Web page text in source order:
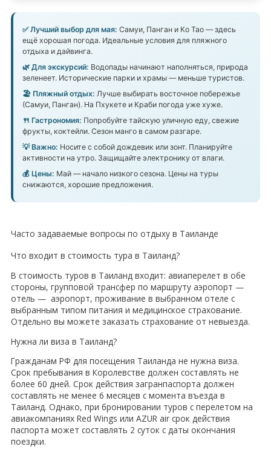
✅ Лучший выбор для мая: Самуи, Панган и Ко Тао — здесь
ещё хорошая погода. Идеальные условия для пляжного
отдыха и дайвинга.
🌿 Для экскурсий: Водопады начинают наполняться, природа
зеленеет. Исторические парки и храмы — меньше туристов.
🏖️ Пляжный отдых: Лучше выбирать восточное побережье
(Самуи, Панган). На Пхукете и Краби погода уже хуже.
🍴 Гастрономия: Попробуйте тайскую уличную еду, свежие
фрукты, коктейли. Сезон манго в самом разгаре.
💡 Важно: Носите с собой дождевик или зонт. Планируйте
активности на утро. Защищайте электронику от влаги.
💰 Цены: Май — начало низкого сезона. Цены на туры
снижаются, хорошие предложения.
Часто задаваемые вопросы по отдыху в Таиланде
Что входит в стоимость тура в Таиланд?
В стоимость туров в Таиланд входит: авиаперелет в обе
стороны, групповой трансфер по маршруту аэропорт —
отель — аэропорт, проживание в выбранном отеле с
выбранным типом питания и медицинское страхование.
Отдельно вы можете заказать страхование от невыезда.
Нужна ли виза в Таиланд?
Гражданам РФ для посещения Таиланда не нужна виза.
Срок пребывания в Королевстве должен составлять не
более 60 дней. Срок действия загранпаспорта должен
составлять не менее 6 месяцев с момента въезда в
Таиланд. Однако, при бронировании туров с перелетом на
авиакомпаниях Red Wings или AZUR air срок действия
паспорта может составлять 2 суток с даты окончания
поездки.